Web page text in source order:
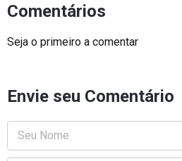
Comentários
Seja o primeiro a comentar
Envie seu Comentário